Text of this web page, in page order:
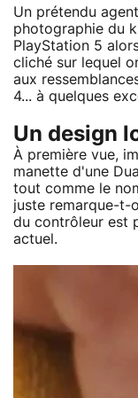
Un prétendu
photographie du
PlayStation 5
cliché sur lequel
aux
4... à quelques
Un design
À première vue,
manette d'une
tout comme le
juste remarque-t-
du contrôleur est
actuel.